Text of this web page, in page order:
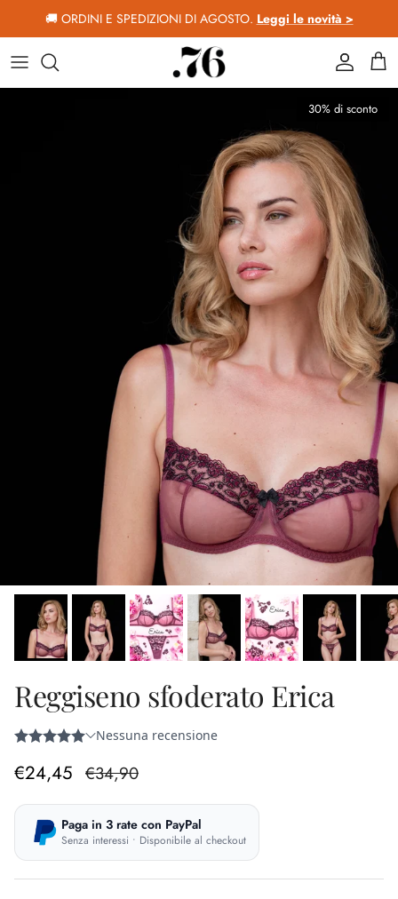
Passa ai contenuti
🚚 ORDINI E SPEDIZIONI DI AGOSTO. Leggi le novità >
Account
30% di sconto
Reggiseno sfoderato Erica
Prezzo di vendita
€24,45 Prezzo normale
€34,90
Paga in 3 rate con PayPal
Senza interessi • Disponibile al checkout